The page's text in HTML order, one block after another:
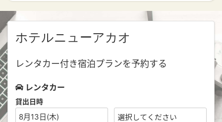
ホテルニューアカオ
レンタカー付き宿泊プランを予約する
レンタカー
貸出日時
8月13日(木)